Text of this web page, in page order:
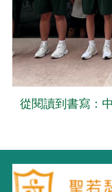
從閱讀到書寫：